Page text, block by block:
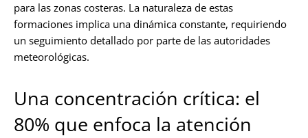
para las zonas costeras. La naturaleza de estas
formaciones implica una dinámica constante, requiriendo
un seguimiento detallado por parte de las autoridades
meteorológicas.
Una concentración crítica: el
80% que enfoca la atención